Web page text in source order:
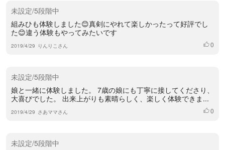
未設定/5段階中
組みひも体験しました😊真剣にやれて楽しかったって好評でし
た😊違う体験もやってみたいです
2019/4/29 りんりこさん いいね
0
未設定/5段階中
娘と一緒に体験しました。 7歳の娘にも丁寧に接してくださり、
大喜びでした。 出来上がりも素晴らしく、楽しく体験できま...
2019/4/29 さあママさん いいね
0
未設定/5段階中